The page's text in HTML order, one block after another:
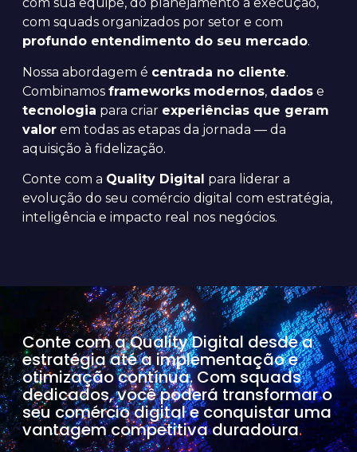
com sua equipe, do planejamento à execução,
com squads organizados por setor e com
profundo entendimento do seu mercado.
Nossa abordagem é centrada no cliente.
Combinamos frameworks modernos, dadose
tecnologia para criar experiências que geram
valorem todas as etapas da jornada — da
aquisição à fidelização.
Conte com a Quality Digital para liderar a
evolução do seu comércio digital com estratégia,
inteligência e impacto real nos negócios.
Conte com a Quality Digital desde a
estratégia até a implementação e
otimização contínua. Com squads
dedicados, você poderá transformar o
seu comércio digital e conquistar uma
vantagem competitiva duradoura.